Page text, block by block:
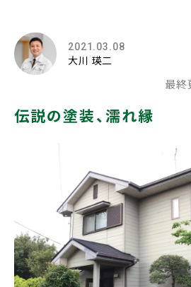
2021.03.08
大川 瑛二
最終
伝説の塗装、濡れ縁